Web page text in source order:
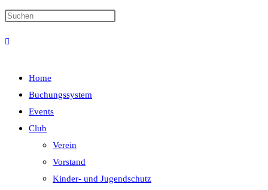
Home
Buchungssystem
Events
Club
Verein
Vorstand
Kinder- und Jugendschutz